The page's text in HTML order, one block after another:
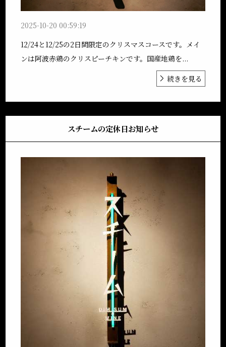
2025-10-20 00:59:19
12/24と12/25の2日間限定のクリスマスコースです。メイ
ンは阿波赤鶏のクリスピーチキンです。国産地鶏を...
続きを見る
スチームの定休日お知らせ